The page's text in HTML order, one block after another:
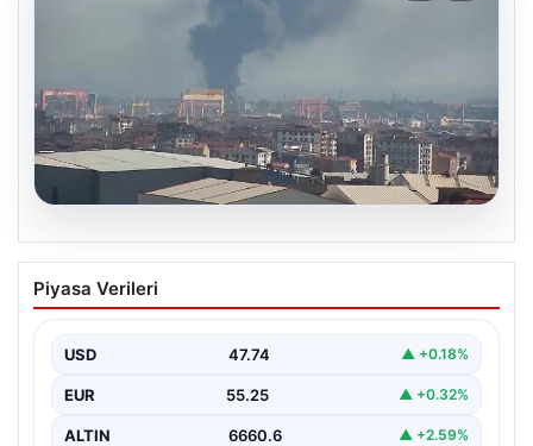
Tuzla’da işçi konteynerinde çıkan
yangın söndürüldü
kişinin kaldığı işçi konteynerinde…
Piyasa Verileri
USD 47.74 ▲ +0.18%
EUR 55.25 ▲ +0.32%
ALTIN 6660.6 ▲ +2.59%